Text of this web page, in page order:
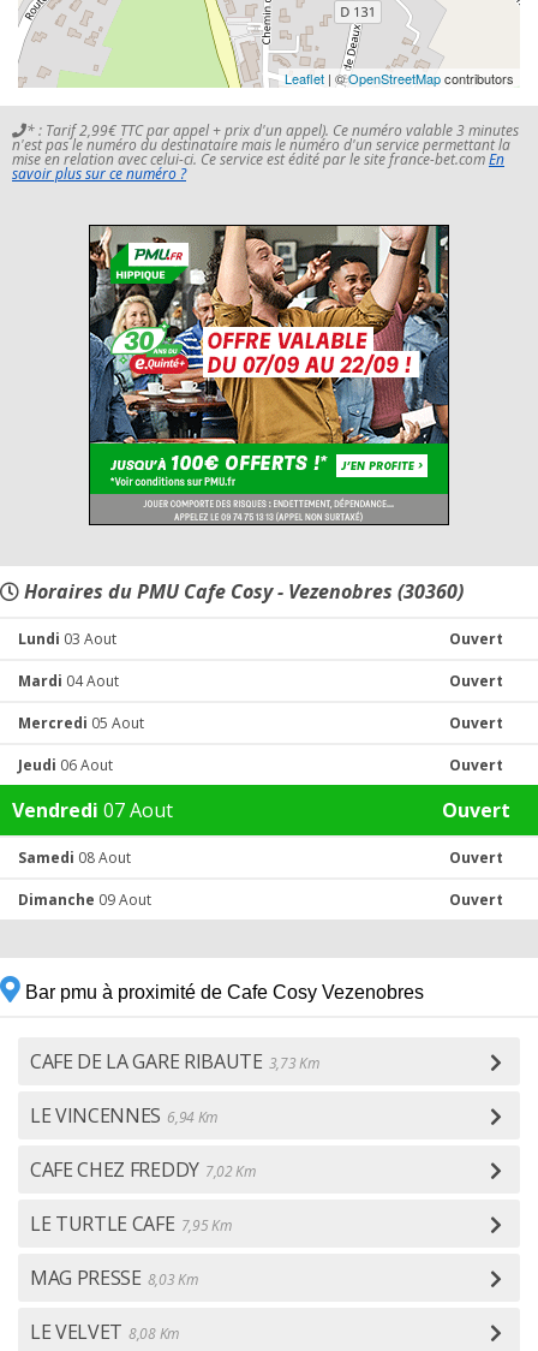
Leaflet | ©OpenStreetMapcontributors
* : Tarif 2,99€ TTC par appel + prix d'un appel). Ce numéro valable 3 minutes
n'est pas le numéro du destinataire mais le numéro d'un service permettant la
mise en relation avec celui-ci. Ce service est édité par le site france-bet.comEn
savoir plus sur ce numéro ?
Horaires du PMU Cafe Cosy - Vezenobres (30360)
Lundi 03 Aout Ouvert
Mardi 04 Aout Ouvert
Mercredi 05 Aout Ouvert
Jeudi 06 Aout Ouvert
Vendredi 07 Aout Ouvert
Samedi 08 Aout Ouvert
Dimanche 09 Aout Ouvert
Bar pmu à proximité de Cafe Cosy Vezenobres
CAFE DE LA GARE RIBAUTE 3,73 Km
LE VINCENNES 6,94 Km
CAFE CHEZ FREDDY 7,02 Km
LE TURTLE CAFE 7,95 Km
MAG PRESSE 8,03 Km
LE VELVET 8,08 Km